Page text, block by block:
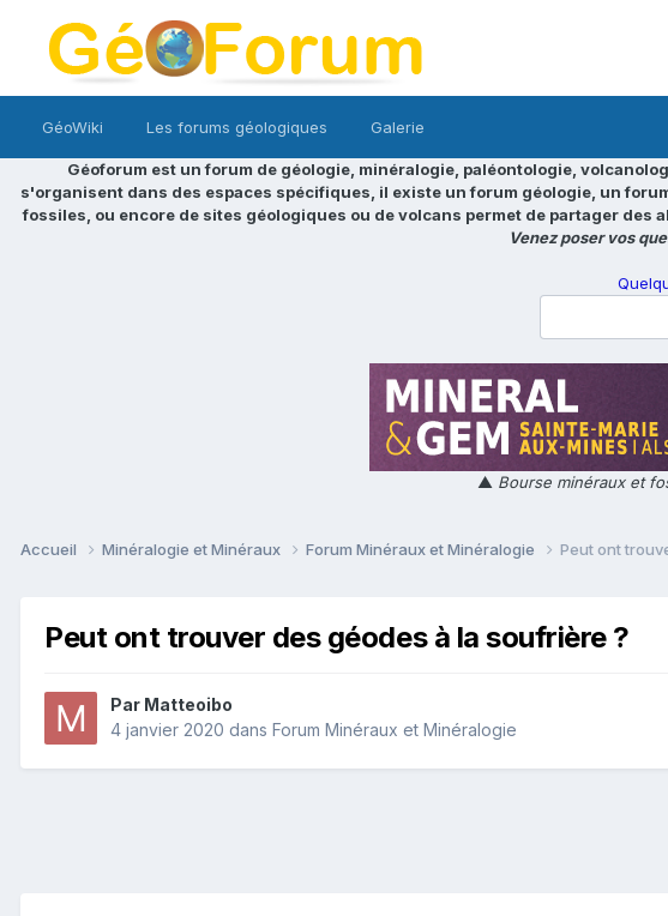
GéoWiki Les forums géologiques Galerie
Géoforum est un forum de géologie, minéralogie, paléontologie,
s'organisent dans des espaces spécifiques, il existe un forum géologie, un
fossiles, ou encore de sites géologiques ou de volcans permet de partager des
Venez poser vos
▲ Bourse minéraux et
Accueil Minéralogie et Minéraux Forum Minéraux et Minéralogie Peut ont
Peut ont trouver des géodes à la soufrière ?
Par Matteoibo
4 janvier 2020 dans Forum Minéraux et Minéralogie